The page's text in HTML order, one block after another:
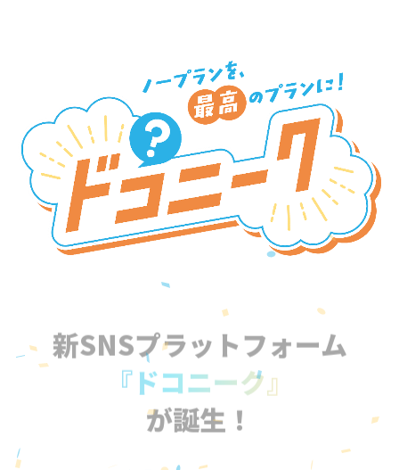
新SNSプラットフォーム
『ドコニーク』
が誕生！